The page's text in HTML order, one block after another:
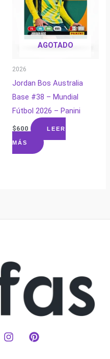
AGOTADO
2026
Jordan Bos Australia
Base #38 – Mundial
Fútbol 2026 – Panini
$600 LEER
MÁS